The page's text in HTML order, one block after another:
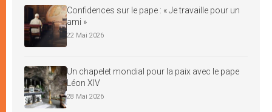
Confidences sur le pape : « Je travaille pour un
ami »
22 Mai 2026
Un chapelet mondial pour la paix avec le pape
Léon XIV
28 Mai 2026